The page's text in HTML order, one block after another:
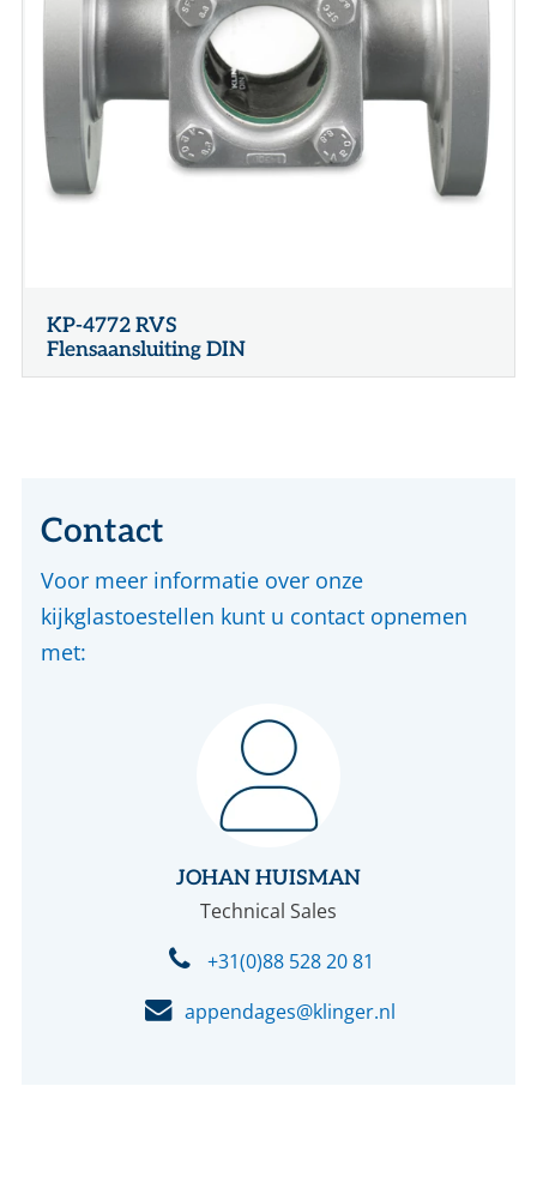
KP-4772 RVS
Flensaansluiting DIN
Contact
Voor meer informatie over onze
kijkglastoestellen kunt u contact opnemen
met:
JOHAN HUISMAN
Technical Sales
+31(0)88 528 20 81
appendages@klinger.nl